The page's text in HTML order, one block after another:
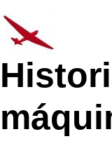
al
contenido